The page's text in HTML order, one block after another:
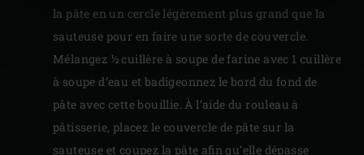
la pâte en un cercle légèrement plus grand que la
sauteuse pour en faire une sorte de couvercle.
Mélangez ½ cuillère à soupe de farine avec 1 cuillère
à soupe d’eau et badigeonnez le bord du fond de
pâte avec cette bouillie. À l’aide du rouleau à
pâtisserie, placez le couvercle de pâte sur la
sauteuse et coupez la pâte afin qu’elle dépasse